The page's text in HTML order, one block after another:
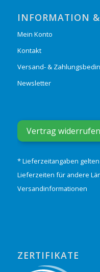
INFORMATION &
Mein Konto
Kontakt
Versand- &
Newsletter
Vertrag widerrufen
* Lieferzeitangaben
Lieferzeiten für andere
Versandinformationen
ZERTIFIKATE